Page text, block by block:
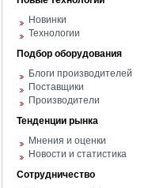
Новинки
Технологии
Подбор оборудования
Блоги производителей
Поставщики
Производители
Тенденции рынка
Мнения и оценки
Новости и статистика
Сотрудничество